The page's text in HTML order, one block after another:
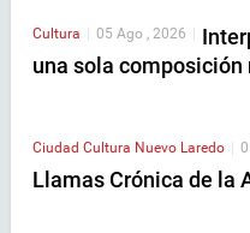
Cultura 05 Ago , 2026
una sola
Ciudad Cultura Nuevo Laredo |
Llamas Crónica de la